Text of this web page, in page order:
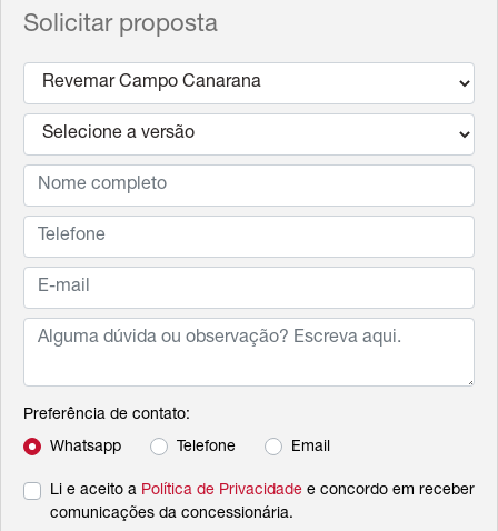
Solicitar proposta
Preferência de contato:
Whatsapp Telefone Email
Li e aceito a Política de Privacidade e concordo em receber
comunicações da concessionária.